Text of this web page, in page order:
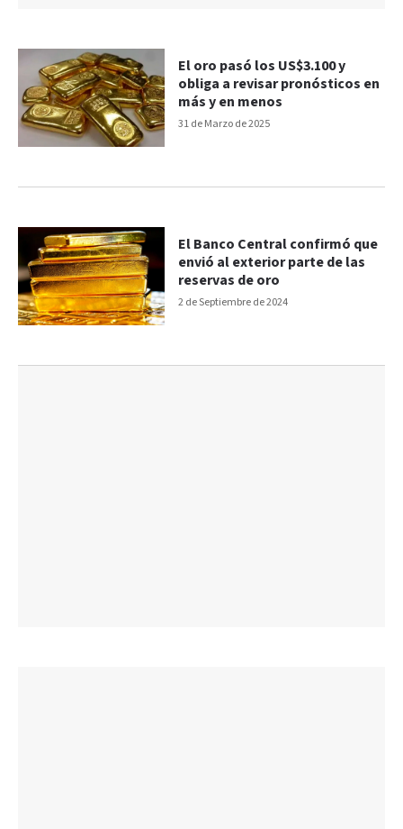
31 de Marzo de 2025
El oro pasó los US$3.100 y
obliga a revisar pronósticos en
más y en menos
2 de Septiembre de 2024
El Banco Central confirmó que
envió al exterior parte de las
reservas de oro